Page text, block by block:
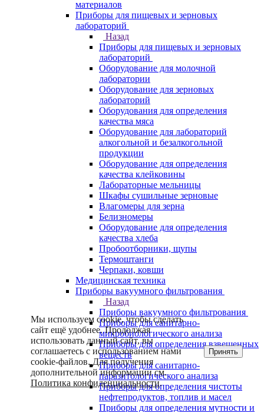
материалов
Приборы для пищевых и зерновых
лабораторий
Назад
Приборы для пищевых и зерновых
лабораторий
Оборудование для молочной
лаборатории
Оборудование для зерновых
лабораторий
Оборудования для определения
качества мяса
Оборудование для лабораторий
алкогольной и безалкогольной
продукции
Оборудование для определения
качества клейковины
Лабораторные мельницы
Шкафы сушильные зерновые
Влагомеры для зерна
Белизномеры
Оборудование для определения
качества хлеба
Пробоотборники, щупы
Термоштанги
Черпаки, ковши
Медицинская техника
Приборы вакуумного фильтрования
Назад
Приборы вакуумного фильтрования
Приборы для санитарно-
микробиологического анализа
Приборы для определения взвешенных
веществ
Приборы для санитарно-
паразитологического анализа
Приборы для определения чистоты
нефтепродуктов, топлив и масел
Приборы для определения мутности и
Мы используем cookie, чтобы сделать
сайт ещё удобнее. Продолжая
использовать данный сайт, вы
соглашаетесь с использованием нами
cookie-файлов. Для получения
дополнительной информации см.
Политика конфиденциальности.
Принять